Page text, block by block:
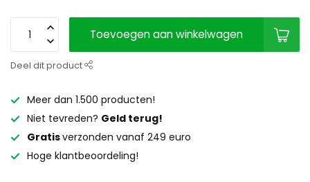
Toevoegen aan winkelwagen
Deel dit product
Meer dan 1.500 producten!
Niet tevreden? Geld terug!
Gratisverzonden vanaf 249 euro
Hoge klantbeoordeling!